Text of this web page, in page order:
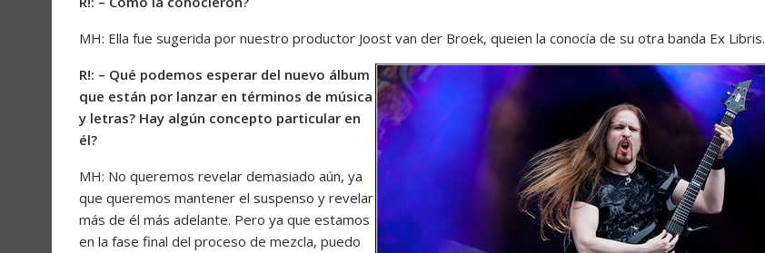
MH: Ella fue sugerida por nuestro productor Joost van der Broek, queien la conocía de su otra banda Ex Libris.
R!: – Qué podemos esperar del nuevo álbum
que están por lanzar en términos de música
y letras? Hay algún concepto particular en
él?
MH: No queremos revelar demasiado aún, ya
que queremos mantener el suspenso y revelar
más de él más adelante. Pero ya que estamos
en la fase final del proceso de mezcla, puedo